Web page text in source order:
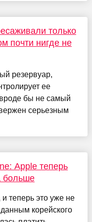
только
почти нигде не
резервуар,
ее
бы не самый
серьезным
Apple теперь
больше
теперь это уже не
корейского